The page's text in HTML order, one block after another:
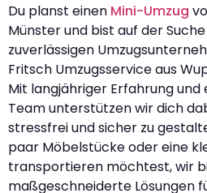
Du planst einen Mini-Umzug
Münster und bist auf der
zuverlässigen
Fritsch Umzugsservice aus
Mit langjähriger Erfahrung
Team unterstützen wir dich
stressfrei und sicher zu
paar Möbelstücke oder eine
transportieren möchtest, wir
maßgeschneiderte Lösungen